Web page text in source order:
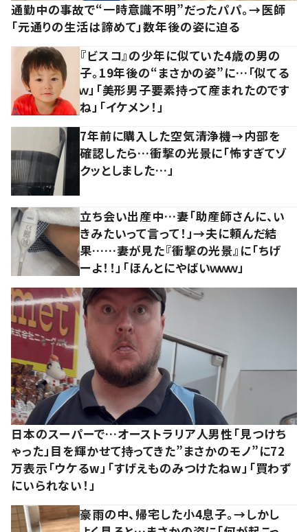
通勤中の事故で“一時意識不明”だったパパ。→医師
「元通りの生活は諦めて」数年後の姿に迫る
『ビスコ』の少年に似ていた4歳の男の
子。19年後の“まさかの姿”に…「似てる
ｗ」「美形男子要素持って産まれたのです
ね」「イケメン！」
7年前に購入した空気清浄機→内部を
確認したら…衝撃の光景に「怖すぎてゾ
クッとしました…」
立ち会い出産中…妻「助産師さんに、い
きみたいって言って！」→夫に頼んだ結
果……妻が見た『衝撃の光景』に「ちげ
ーよ！！」「ほんとにやばいｗｗｗ」
日本のスーパーで…オーストラリア人男性「見つけち
ゃった」目を輝かせて持ってきた”まさかのモノ”に72
万表示「ウケるw」「すげえものみつけたねw」「買わず
にいられない！」
豪雨の中、帰宅した小4息子。→しかし